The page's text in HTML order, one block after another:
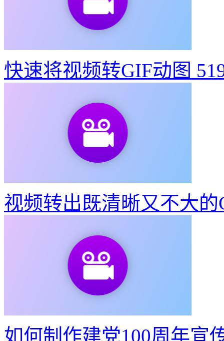
如何制作建党100周年宣
快速将视频转GIF动图
视频转出既清晰又不大的